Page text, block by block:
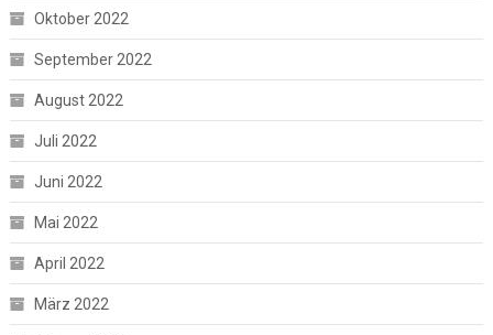
Oktober 2022
September 2022
August 2022
Juli 2022
Juni 2022
Mai 2022
April 2022
März 2022